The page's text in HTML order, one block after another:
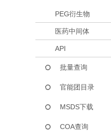
PEG衍生物
医药中间体
API
批量查询
官能团目录
MSDS下载
COA查询